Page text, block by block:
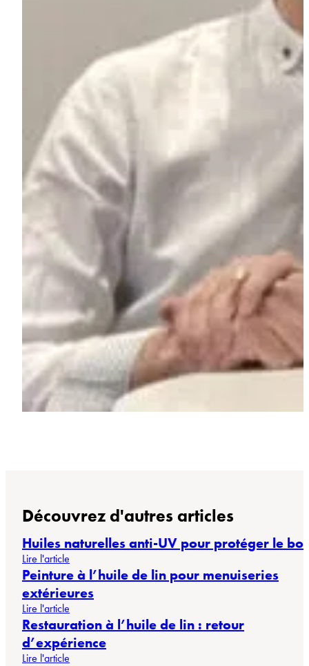
Découvrez d'autres articles
Huiles naturelles anti-UV pour protéger le
Lire l'article
Peinture à l’huile de lin pour menuiseries
extérieures
Lire l'article
Restauration à l’huile de lin : retour
d’expérience
Lire l'article